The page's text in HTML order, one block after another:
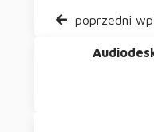
poprzedni